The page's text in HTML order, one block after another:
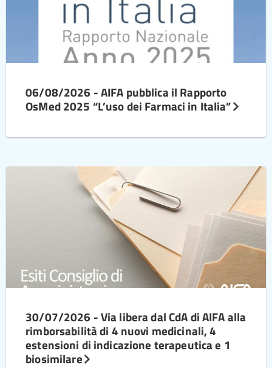
06/08/2026 - AIFA pubblica il Rapporto
OsMed 2025 “L’uso dei Farmaci in Italia”
30/07/2026 - Via libera dal CdA di AIFA alla
rimborsabilità di 4 nuovi medicinali, 4
estensioni di indicazione terapeutica e 1
biosimilare